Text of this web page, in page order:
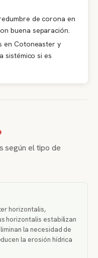
de corona en
buena separación.
en Cotoneaster y
sistémico si es
según el tipo de
horizontalis,
horizontalis estabilizan
la necesidad de
la erosión hídrica